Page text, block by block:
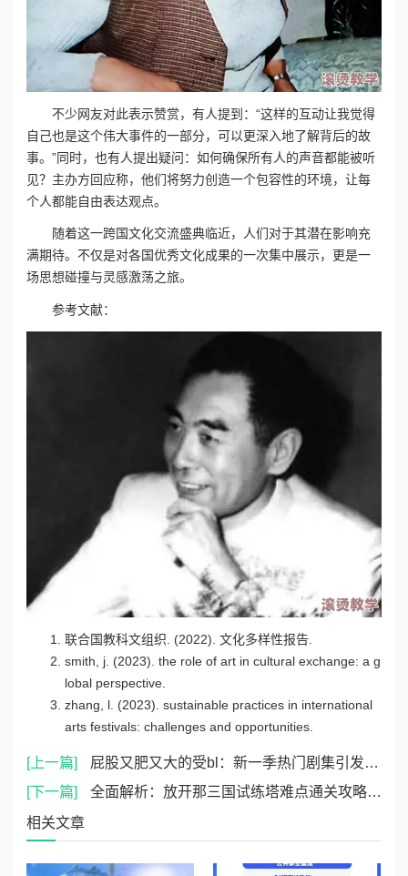
不少网友对此表示赞赏，有人提到：“这样的互动让我觉得
自己也是这个伟大事件的一部分，可以更深入地了解背后的故
事。”同时，也有人提出疑问：如何确保所有人的声音都能被听
见？主办方回应称，他们将努力创造一个包容性的环境，让每
个人都能自由表达观点。
随着这一跨国文化交流盛典临近，人们对于其潜在影响充
满期待。不仅是对各国优秀文化成果的一次集中展示，更是一
场思想碰撞与灵感激荡之旅。
参考文献：
联合国教科文组织. (2022). 文化多样性报告.
smith, j. (2023). the role of art in cultural exchange: a g
lobal perspective.
zhang, l. (2023). sustainable practices in international
arts festivals: challenges and opportunities.
[上一篇]
屁股又肥又大的受bl：新一季热门剧集引发观众热议，角色塑造与情感纠葛成焦点话题
[下一篇]
全面解析：放开那三国试练塔难点通关攻略与技巧汇总
相关文章